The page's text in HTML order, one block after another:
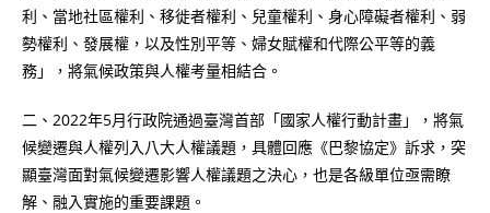
利、當地社區權利、移徙者權利、兒童權利、身心障礙者權利、弱
勢權利、發展權，以及性別平等、婦女賦權和代際公平等的義
務」，將氣候政策與人權考量相結合。
二、2022年5月行政院通過臺灣首部「國家人權行動計畫」，將氣
候變遷與人權列入八大人權議題，具體回應《巴黎協定》訴求，突
顯臺灣面對氣候變遷影響人權議題之決心，也是各級單位亟需瞭
解、融入實施的重要課題。